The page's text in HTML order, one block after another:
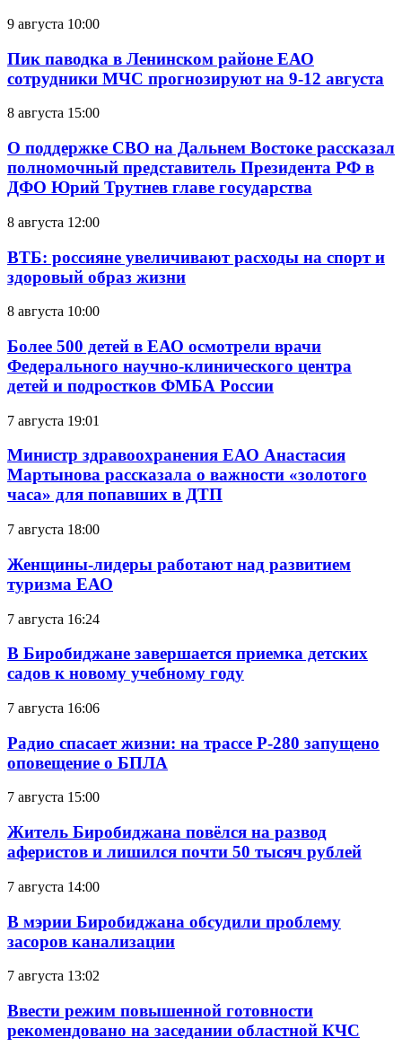
9 августа 10:00
Пик паводка в Ленинском районе ЕАО
сотрудники МЧС прогнозируют на 9-12 августа
8 августа 15:00
О поддержке СВО на Дальнем Востоке рассказал
полномочный представитель Президента РФ в
ДФО Юрий Трутнев главе государства
8 августа 12:00
ВТБ: россияне увеличивают расходы на спорт и
здоровый образ жизни
8 августа 10:00
Более 500 детей в ЕАО осмотрели врачи
Федерального научно-клинического центра
детей и подростков ФМБА России
7 августа 19:01
Министр здравоохранения ЕАО Анастасия
Мартынова рассказала о важности «золотого
часа» для попавших в ДТП
7 августа 18:00
Женщины-лидеры работают над развитием
туризма ЕАО
7 августа 16:24
В Биробиджане завершается приемка детских
садов к новому учебному году
7 августа 16:06
Радио спасает жизни: на трассе Р-280 запущено
оповещение о БПЛА
7 августа 15:00
Житель Биробиджана повёлся на развод
аферистов и лишился почти 50 тысяч рублей
7 августа 14:00
В мэрии Биробиджана обсудили проблему
засоров канализации
7 августа 13:02
Ввести режим повышенной готовности
рекомендовано на заседании областной КЧС